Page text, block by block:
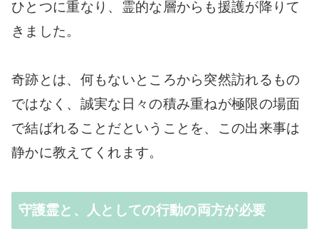
ひとつに重なり、霊的な層からも援護が降りて
きました。
奇跡とは、何もないところから突然訪れるもの
ではなく、誠実な日々の積み重ねが極限の場面
で結ばれることだということを、この出来事は
静かに教えてくれます。
守護霊と、人としての行動の両方が必要